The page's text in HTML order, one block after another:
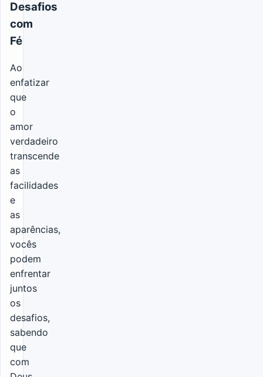
Desafios
com
Fé
Ao
enfatizar
que
o
amor
verdadeiro
transcende
as
facilidades
e
as
aparências,
vocês
podem
enfrentar
juntos
os
desafios,
sabendo
que
com